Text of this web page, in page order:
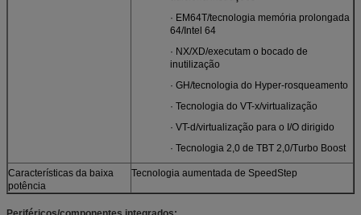
· EM64T/tecnologia memória prolongada
64/Intel 64
· NX/XD/executam o bocado de
inutilização
· GH/tecnologia do Hyper-rosqueamento
· Tecnologia do VT-x/virtualização
· VT-d/virtualização para o I/O dirigido
· Tecnologia 2,0 de TBT 2,0/Turbo Boost
Características da baixa
potência
Tecnologia aumentada de SpeedStep